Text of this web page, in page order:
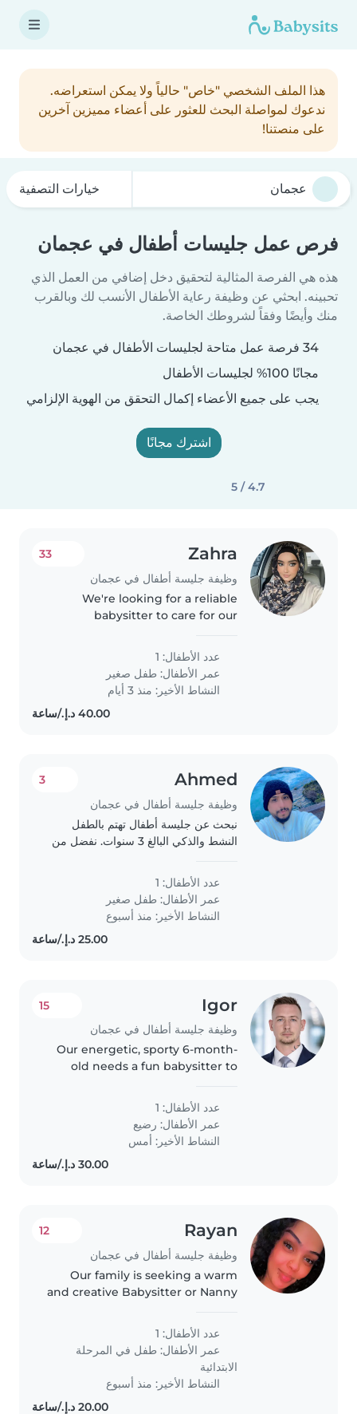
هذا الملف الشخصي "خاص" حالياً ولا يمكن استعراضه.
ندعوك لمواصلة البحث للعثور على أعضاء مميزين آخرين
على منصتنا!
خيارات التصفية
فرص عمل جليسات أطفال في عجمان
هذه هي الفرصة المثالية لتحقيق دخل إضافي من العمل الذي
تحبينه. ابحثي عن وظيفة رعاية الأطفال الأنسب لك وبالقرب
منك وأيضًا وفقاً لشروطك الخاصة.
34 فرصة عمل متاحة لجليسات الأطفال في عجمان
مجانًا 100% لجليسات الأطفال
يجب على جميع الأعضاء إكمال التحقق من الهوية الإلزامي
اشترك مجانًا
4.7 / 5
Zahra
وظيفة جليسة أطفال في عجمان
33
We're looking for a reliable
babysitter to care for our
Our little one loves to play and
explore, so someone who can
keep up with their energy
would..
عدد الأطفال: 1
عمر الأطفال: طفل صغير
النشاط الأخير: منذ 3 أيام
Ahmed
وظيفة جليسة أطفال في عجمان
3
نبحث عن جليسة أطفال تهتم بالطفل
النشط والذكي البالغ 3 سنوات. نفضل من
ومرحة. نرحب بأي شخص لديه خبرة أو
يرغب بالتعرف علينا.
عدد الأطفال: 1
عمر الأطفال: طفل صغير
النشاط الأخير: منذ أسبوع
Igor
وظيفة جليسة أطفال في عجمان
15
Our energetic, sporty 6-month-
old needs a fun babysitter to
and playful—perfect for
playtime!
عدد الأطفال: 1
عمر الأطفال: رضيع
النشاط الأخير: أمس
Rayan
وظيفة جليسة أطفال في عجمان
12
Our family is seeking a warm
and creative Babysitter or Nanny
primary schooler with
homework assistance. Looking
for someone who can brighten
their evenings..
عدد الأطفال: 1
عمر الأطفال: طفل في المرحلة
الابتدائية
النشاط الأخير: منذ أسبوع